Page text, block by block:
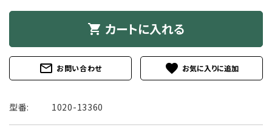
shopping_cart カートに入れる
mail_outline お問い合わせ favorite
型番: 1020-13360